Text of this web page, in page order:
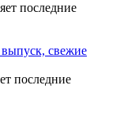
последние
свежие
последние